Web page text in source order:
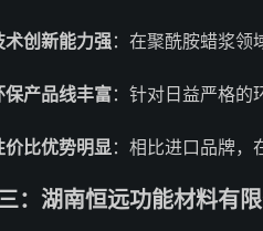
术创新能力强：在聚酰胺蜡浆领
保产品线丰富：针对日益严格的
价比优势明显：相比进口品牌，
：湖南恒远功能材料